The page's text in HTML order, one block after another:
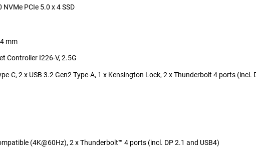
PCIe 5.0 x 4 SSD
mm
Controller I226-V, 2.5G
C, 2 x USB 3.2 Gen2 Type-A, 1 x Kensington Lock, 2 x Thunderbolt 4 ports (incl.
(4K@60Hz), 2 x Thunderbolt™ 4 ports (incl. DP 2.1 and USB4)